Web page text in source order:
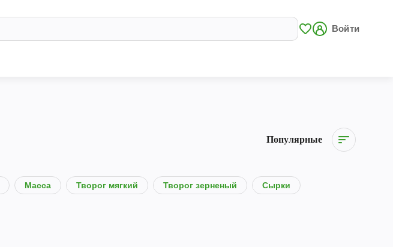
Войти
Популярные
Масса Творог мягкий Творог зерненый Сырки